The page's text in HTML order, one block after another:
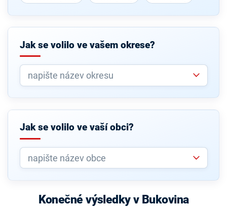
Jak se volilo ve vašem okrese?
Jak se volilo ve vaší obci?
Konečné výsledky v Bukovina